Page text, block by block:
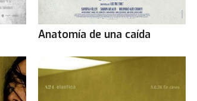
Anatomía de una caída